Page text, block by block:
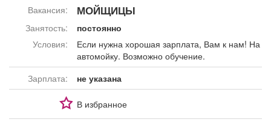
Работа Транспорт
Афиша
Вакансия: МОЙЩИЦЫ
Занятость:
постоянно
Условия:
Если нужна хорошая зарплата, Вам к нам! На
автомойку. Возможно обучение.
Зарплата:
не указана
В избранное